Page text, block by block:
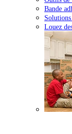
Bande
Louez